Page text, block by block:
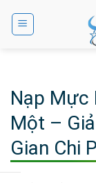
Nạp Mực
Một –
Gian Chi